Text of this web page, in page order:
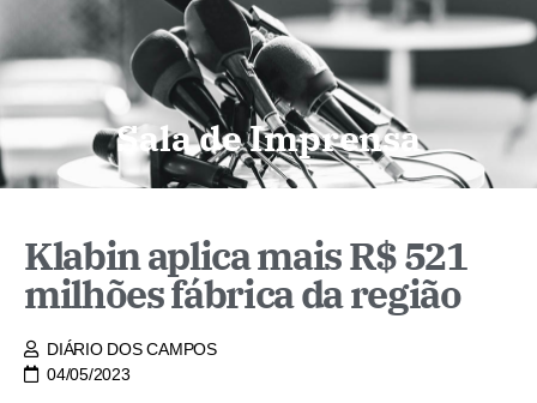
Sala de Imprensa
Klabin aplica mais R$ 521
milhões fábrica da região
DIÁRIO DOS CAMPOS
04/05/2023